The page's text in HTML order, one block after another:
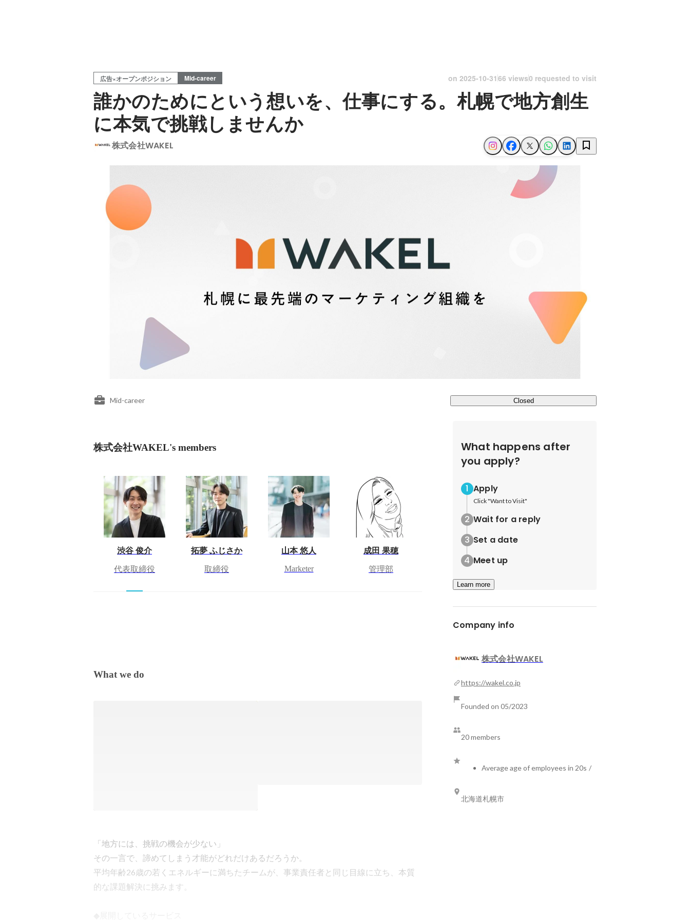
広告×オープンポジション Mid-career on 2025-10-31 66 views0 requested to visit
誰かのためにという想いを、仕事にする。札幌で地方創生
に本気で挑戦しませんか
株式会社WAKEL
Mid-career Closed
株式会社WAKEL's members
渋谷 俊介
代表取締役
拓夢 ふじさか
取締役
山本 悠人
Marketer
成田 果穂
管理部
What we do
「地方には、挑戦の機会が少ない」
その一言で、諦めてしまう才能がどれだけあるだろうか。
平均年齢26歳の若くエネルギーに満ちたチームが、事業責任者と同じ目線に立ち、本質
的な課題解決に挑みます。
What happens after
you apply?
Apply
Click "Want to Visit"
Wait for a reply
Set a date
Meet up
Learn more
Company info
株式会社WAKEL
https://wakel.co.jp
Founded on 05/2023
20 members
Average age of employees in 20s /
北海道札幌市